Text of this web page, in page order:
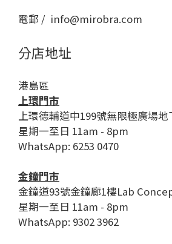
電郵 / info@mirobra.com
分店地址
港島區
上環門市
上環德輔道中199號無限極廣場地
星期一至日 11am - 8pm
WhatsApp: 6253 0470
金鐘門市
金鐘道93號金鐘廊1樓Lab
星期一至日 11am - 8pm
WhatsApp: 9302 3962